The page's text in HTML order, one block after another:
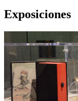
Exposiciones